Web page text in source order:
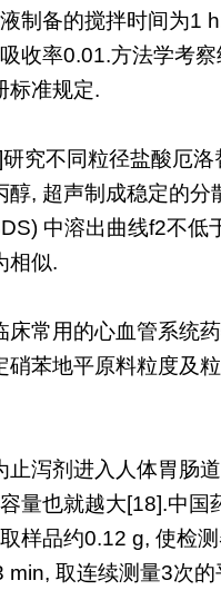
制备的搅拌时间为1
收率0.01.方法学考
标准规定.
究不同粒径盐酸厄
醇, 超声制成稳定的
中溶出曲线f2不低
相似.
床常用的心血管系统
硝苯地平原料粒度及
止泻剂进入人体胃肠
量也就越大[18].中
样品约0.12 g, 使检
min, 取连续测量3次